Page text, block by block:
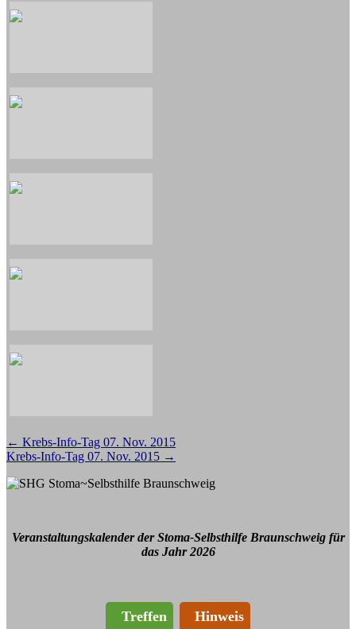
Beitragsnavigation
← Krebs-Info-Tag 07. Nov. 2015
Krebs-Info-Tag 07. Nov. 2015 →
Veranstaltungskalender der Stoma-Selbsthilfe Braunschweig für
das Jahr 2026
Treffen Hinweis